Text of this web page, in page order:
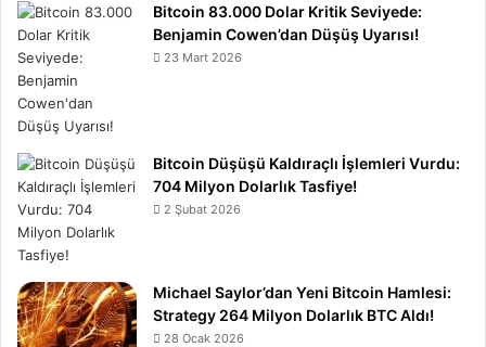
Bitcoin 83.000 Dolar Kritik Seviyede:
Benjamin Cowen’dan Düşüş Uyarısı!
23 Mart 2026
Bitcoin Düşüşü Kaldıraçlı İşlemleri Vurdu:
704 Milyon Dolarlık Tasfiye!
2 Şubat 2026
Michael Saylor’dan Yeni Bitcoin Hamlesi:
Strategy 264 Milyon Dolarlık BTC Aldı!
28 Ocak 2026